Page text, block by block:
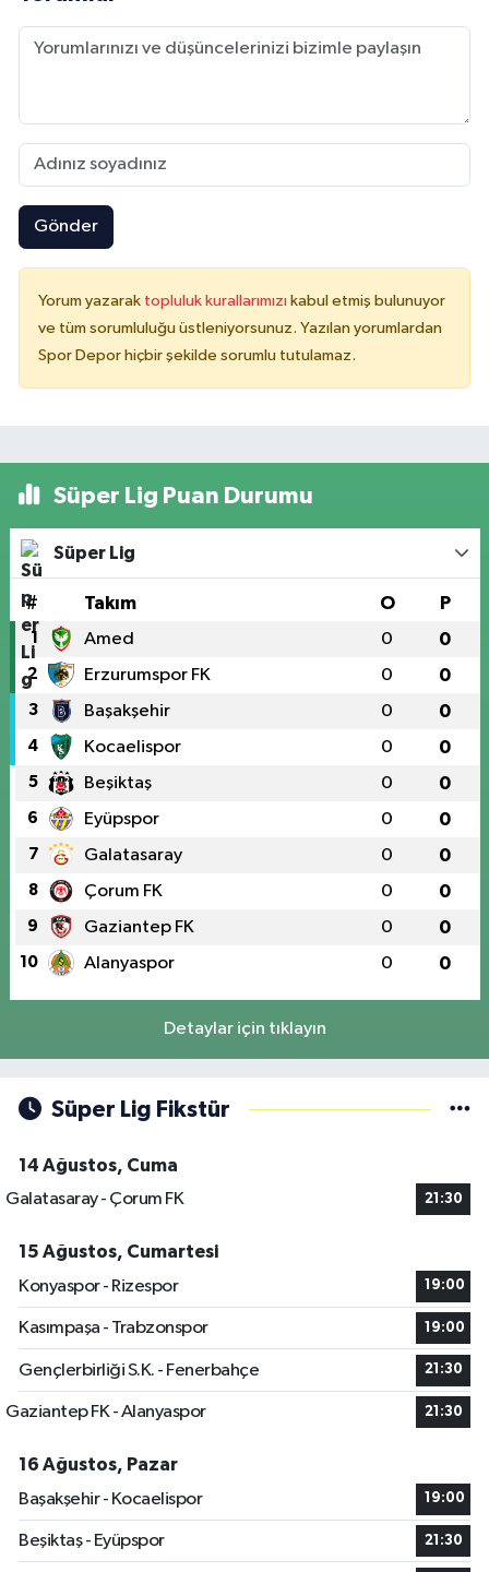
Gönder
Yorum yazarak topluluk kurallarımızı kabul etmiş bulunuyor
ve tüm sorumluluğu üstleniyorsunuz. Yazılan yorumlardan
Spor Depor hiçbir şekilde sorumlu tutulamaz.
Süper Lig Puan Durumu
Süper Lig
# Takım O P
1 Amed 0 0
2 Erzurumspor FK 0 0
3 Başakşehir 0 0
4 Kocaelispor 0 0
5 Beşiktaş 0 0
6 Eyüpspor 0 0
7 Galatasaray 0 0
8 Çorum FK 0 0
9 Gaziantep FK 0 0
10 Alanyaspor 0 0
Detaylar için tıklayın
Süper Lig Fikstür
14 Ağustos, Cuma
Galatasaray - Çorum FK
21:30
15 Ağustos, Cumartesi
Konyaspor - Rizespor
19:00
Kasımpaşa - Trabzonspor 19:00
Gençlerbirliği S.K. - Fenerbahçe 21:30
Gaziantep FK - Alanyaspor 21:30
16 Ağustos, Pazar
Başakşehir - Kocaelispor
19:00
Beşiktaş - Eyüpspor 21:30